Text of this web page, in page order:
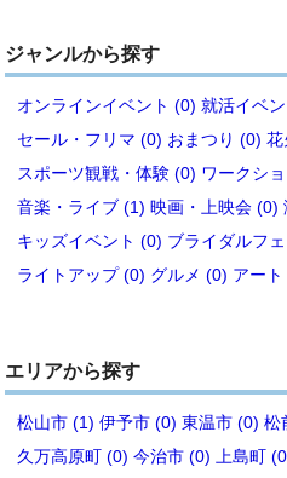
ジャンルから探す
オンラインイベント (0) 就活イベ
セール・フリマ (0) おまつり (0) 花
スポーツ観戦・体験 (0) ワークシ
音楽・ライブ (1) 映画・上映会 (0)
キッズイベント (0) ブライダルフ
ライトアップ (0) グルメ (0) アー
エリアから探す
松山市 (1) 伊予市 (0) 東温市 (0) 松
久万高原町 (0) 今治市 (0) 上島町